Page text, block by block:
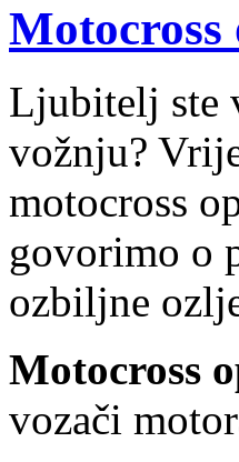
Motocross
Ljubitelj ste
vožnju?
motocross
govorimo o
ozbiljne
Motocross
vozači